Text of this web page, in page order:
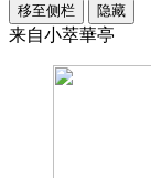
移至侧栏 隐藏
来自小萃華亭